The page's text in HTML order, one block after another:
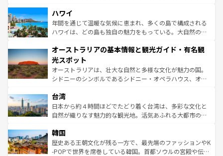
着のスイス情報は
のような巨大都市は、観光、ショッピング、エンターテイ
ンメントが詰まった刺激的なスポットだ。一方、アメリカ
西部には大自然が広がり、グランドキャニオンやイエロー
部のニューオーリンズでは、音楽と美食が融合した独特の
文化が魅力。旅行者はアメリカの各地域で異なる魅力を楽
しみながら、その多様性と豊かな歴史を感じることができ
るだろう。車でのロードトリップや列車の旅も、アメリカ
情報は
ハワイ
年間を通じて温暖な気候に恵まれ、多くの島で構成される
ハワイは、どの島も独自の魅力をもっている。大自然の神
ワイ島は見逃せない。また、定番の観光地といえばオアフ
島だが、静かな自然を求めるならマウイ島やカウアイ島が
おすすめ。エメラルドグリーンに輝く海をはじめ、豊かな
文化や歴史が息づいている。「アロハスピリット」と呼ば
人々、おいしいローカルフードやハワイアンミュージッ
ク、伝統的なフラダンスなど、すべてがハワイの魅力を彩
っている。訪れるたびに新しい発見と感動が待っているハ
はコンテンツ一覧
オーストラリアの基本情報と観光ガイド・有名観
光スポット
オーストラリアは、壮大な自然と多様な文化が魅力の国。
シドニーのシンボルであるシドニー・オペラハウス、オー
リアリーフや大陸中央部にそびえるウルル（エアーズロッ
ク）、タスマニアの美しい原生林やケアンズの熱帯雨林な
ど、見どころがたくさん。また、カフェやワイン、オージ
いる。アクティビティも充実しており、サーフィンやダイ
ビング、ハイキングなど、アウトドア好きにはたまらな
い。オーストラリアの多彩な魅力を存分に味わいつくそ
台湾
日本から約４時間ほどでたどり着く台湾は、多彩な文化と
自然が織りなす魅力的な観光地。活気あふれる大都市の台
ン）、静ひつな山岳地帯である台湾東部など、都市の喧騒
と山間の静けさが共存しており、訪れる人に新しい発見と
驚きをもたらしてくれる。また、奥深い台湾の食文化も魅
韓国
歴史ある王朝文化が残る一方で、最先端のファッションやK
-POPで世界を席巻している韓国。首都ソウルの宮殿や伝統